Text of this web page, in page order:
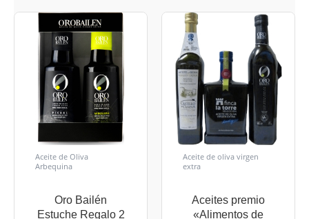
Aceite de Oliva
Arbequina
Oro Bailén
Estuche Regalo 2
Aceite de oliva virgen
extra
Aceites premio
«Alimentos de